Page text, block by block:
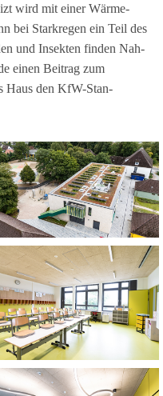
wird mit einer Wär­me­
bei Stark­re­gen ein Teil des
und Insek­ten fin­den Nah­
einen Bei­trag zum
Haus den KfW-Stan­